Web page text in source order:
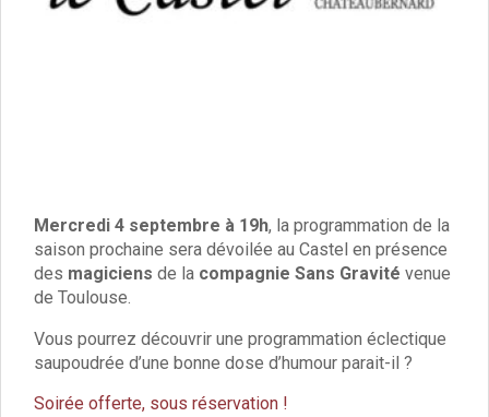
Sécurité publique
Initiation informatique
Environnement et cadre de vie
Affichage libre
Gestion des déchets
Collectes
Compostage
Mercredi 4 septembre à 19h, la programmation de la
saison prochaine sera dévoilée au Castel en présence
des magiciens de la compagnie Sans Gravité venue
de Toulouse.
Vous pourrez découvrir une programmation éclectique
saupoudrée d’une bonne dose d’humour parait-il ?
Soirée offerte, sous réservation !